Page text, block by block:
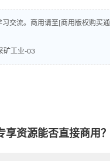
交流。商用请至[商用版权购买
矿工业-03
资源能否直接商用？